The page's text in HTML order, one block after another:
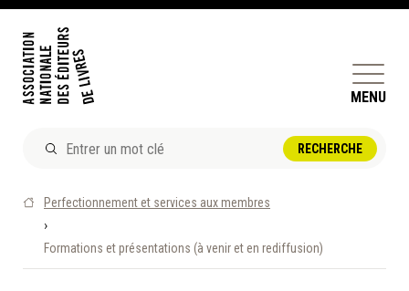
MENU
DOSSIERS ET ENJEUX
ÊTRE ÉDITEUR·TRICE
Perfectionnement et services aux membres
›
Formations et présentations (à venir et en rediffusion)